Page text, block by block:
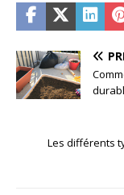
Les différents